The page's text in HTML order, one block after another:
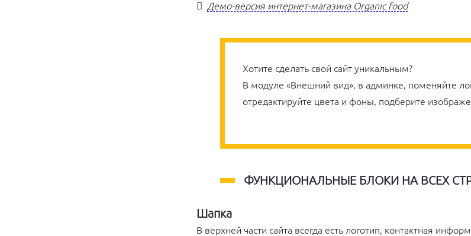
Демо-версия интернет-магазина Organic food
Хотите сделать свой сайт уникальным?
В модуле «Внешний вид», в админке, поменяйте
отредактируйте цвета и фоны, подберите
ФУНКЦИОНАЛЬНЫЕ БЛОКИ НА ВСЕХ
Шапка
В верхней части сайта всегда есть логотип, контактная